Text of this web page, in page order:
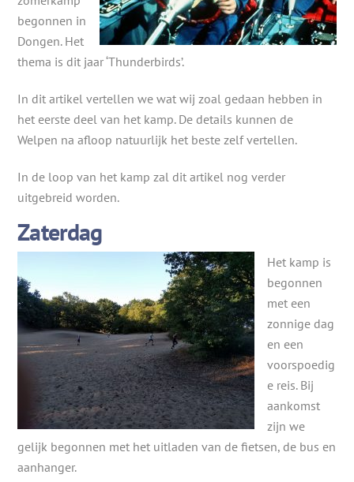
begonnen in
Dongen. Het
thema is dit jaar ‘Thunderbirds’.
In dit artikel vertellen we wat wij zoal gedaan hebben in
het eerste deel van het kamp. De details kunnen de
Welpen na afloop natuurlijk het beste zelf vertellen.
In de loop van het kamp zal dit artikel nog verder
uitgebreid worden.
Zaterdag
Het kamp is
begonnen
met een
zonnige dag
en een
voorspoedig
e reis. Bij
aankomst
zijn we
gelijk begonnen met het uitladen van de fietsen, de bus en
aanhanger.